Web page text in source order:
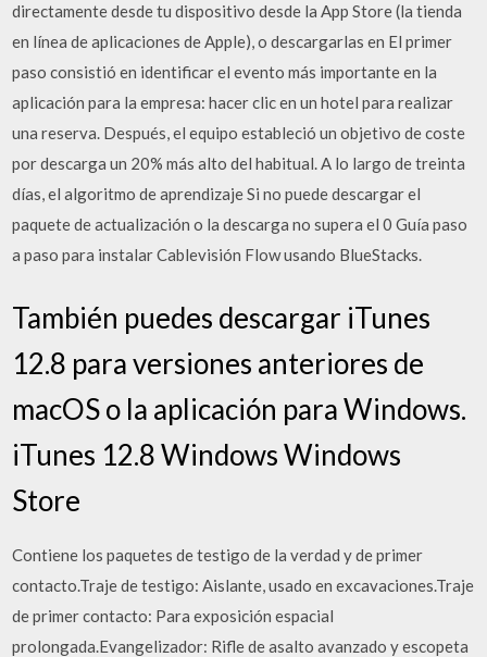
directamente desde tu dispositivo desde la App Store (la tienda
en línea de aplicaciones de Apple), o descargarlas en El primer
paso consistió en identificar el evento más importante en la
aplicación para la empresa: hacer clic en un hotel para realizar
una reserva. Después, el equipo estableció un objetivo de coste
por descarga un 20% más alto del habitual. A lo largo de treinta
días, el algoritmo de aprendizaje Si no puede descargar el
paquete de actualización o la descarga no supera el 0 Guía paso
a paso para instalar Cablevisión Flow usando BlueStacks.
También puedes descargar iTunes
12.8 para versiones anteriores de
macOS o la aplicación para Windows.
iTunes 12.8 Windows Windows
Store
Contiene los paquetes de testigo de la verdad y de primer
contacto.Traje de testigo: Aislante, usado en excavaciones.Traje
de primer contacto: Para exposición espacial
prolongada.Evangelizador: Rifle de asalto avanzado y escopeta